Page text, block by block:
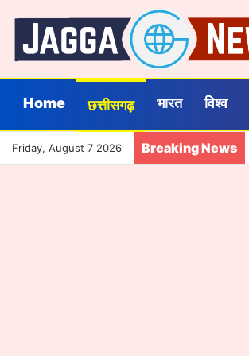
Home छत्तीसगढ़ भारत विश्व
Friday, August 7 2026 Breaking News